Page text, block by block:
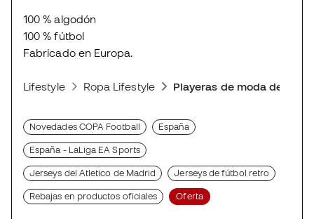
100 % algodón
100 % fútbol
Fabricado en Europa.
Lifestyle Ropa Lifestyle Playeras de moda
Novedades COPA Football España
España - LaLiga EA Sports
Jerseys del Atletico de Madrid Jerseys de fútbol retro
Rebajas en productos oficiales Oferta